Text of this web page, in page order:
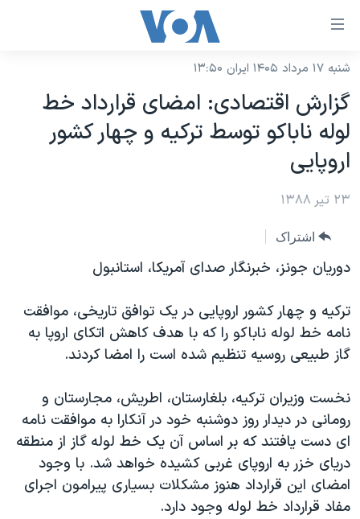
لینکهای
دسترسی
جهش
به
محتوای
اصلی
صفحه
جهش
جستجو
نسخه سبک وب‌سایت
موضوع ها
ایران
آمریکا
جهان
ورزشی
ویژه برنامه‌ها
ویدیوها
حقوق شهروندی
علم و فناوری
اسرائیل در جنگ
برنامه های تلویزیونی
جدول برنامه ها
صفحه‌های ویژه
جام جهانی ۲۰۲۶
۲۵۰سالگی آمریکا
بایگانی برنامه‌های تلویزیونی
انتخابات ریاست جمهوری آمریکا ۲۰۲۴
حمله جمهوری اسلامی به اسرائیل
رمز مهسا
ورزش زنان در ایران
فرکانس‌های صدای آمریکا
یادگیری زبان انگلیسی
زبانهای مختلف
شنبه ۱۷ مرداد ۱۴۰۵ ایران ۱۳:۵۰
گزارش اقتصادی: امضای قرارداد خط
لوله ناباکو توسط ترکیه و چهار کشور
اروپایی
۲۳ تیر ۱۳۸۸
اشتراک
دوریان جونز، خبرنگار صدای آمریکا، استانبول
ترکیه و چهار کشور اروپایی در یک توافق تاریخی، موافقت
نامه خط لوله ناباکو را که با هدف کاهش اتکای اروپا به
گاز طبیعی روسیه تنظیم شده است را امضا کردند.
نخست وزیران ترکیه، بلغارستان، اطریش، مجارستان و
رومانی در دیدار روز دوشنبه خود در آنکارا به موافقت نامه
ای دست یافتند که بر اساس آن یک خط لوله گاز از منطقه
دریای خزر به اروپای غربی کشیده خواهد شد. با وجود
امضای این قرارداد هنوز مشکلات بسیاری پیرامون اجرای
مفاد قرارداد خط لوله وجود دارد.